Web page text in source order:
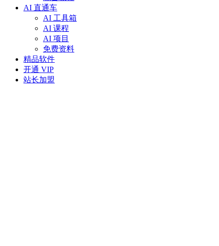
AI 直通车
AI 工具箱
AI 课程
AI 项目
免费资料
精品软件
开通 VIP
站长加盟